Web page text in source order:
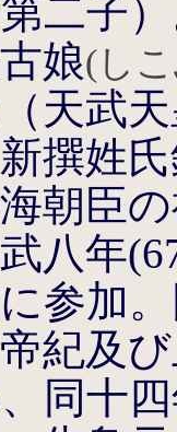
二子
娘(し
天武
新撰姓
朝臣
八年
参加
帝紀及
同十